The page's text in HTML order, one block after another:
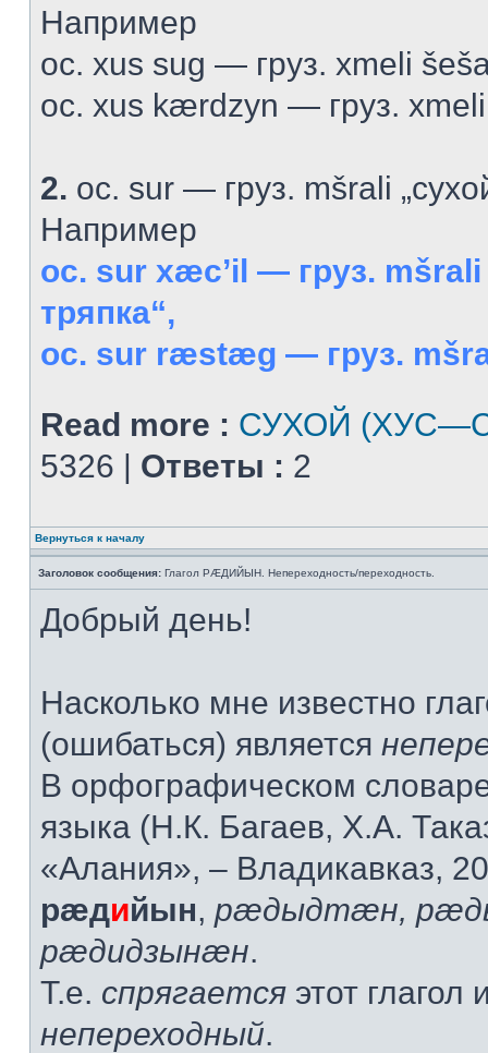
Например
ос. xus sug — груз. xmeli
ос. xus kærdzyn — груз. xmeli
2. ос. sur — груз. mšrali
Например
ос. sur xæc’il — груз. mšrali
тряпка“,
ос. sur ræstæg — груз.
Read more : СУХОЙ
5326 | Ответы : 2
Вернуться к началу
Заголовок сообщения: Глагол РÆДИЙЫН. Непереходность/переходность.
Добрый день!
Насколько мне известно
(ошибаться) является
В орфографическом словаре
языка (Н.К. Багаев, Х.А.
«Алания», – Владикавказ,
рæдийын, рæдыдтæн,
рæдидзынæн.
Т.е. спрягается этот
непереходный.